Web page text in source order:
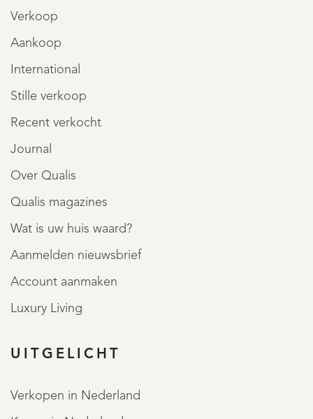
Verkoop
Aankoop
International
Stille verkoop
Recent verkocht
Journal
Over Qualis
Qualis magazines
Wat is uw huis waard?
Aanmelden nieuwsbrief
Account aanmaken
Luxury Living
UITGELICHT
Verkopen in Nederland